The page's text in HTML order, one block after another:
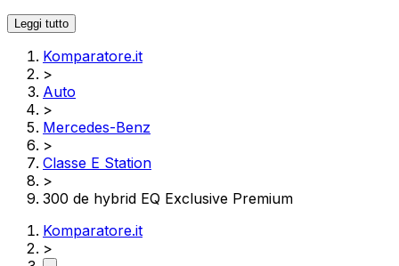
Leggi tutto
Komparatore.it
>
Auto
>
Mercedes-Benz
>
Classe E Station
>
300 de hybrid EQ Exclusive Premium
Komparatore.it
>